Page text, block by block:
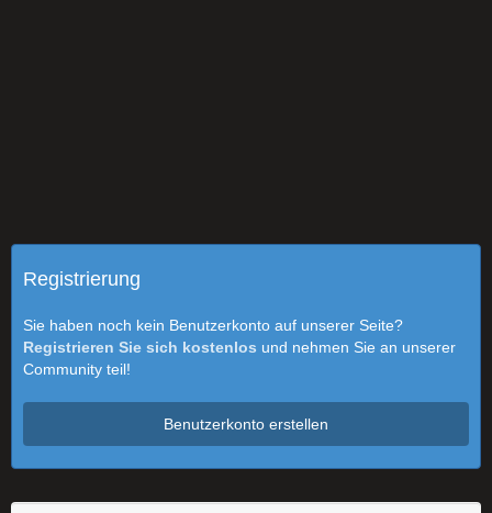
Registrierung
Sie haben noch kein Benutzerkonto auf unserer Seite?
Registrieren Sie sich kostenlos und nehmen Sie an unserer
Community teil!
Benutzerkonto erstellen